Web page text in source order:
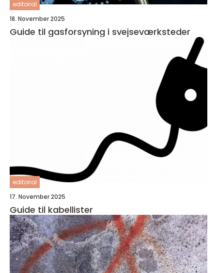
editorial
18. November 2025
Guide til gasforsyning i svejseværksteder
editorial
17. November 2025
Guide til kabellister